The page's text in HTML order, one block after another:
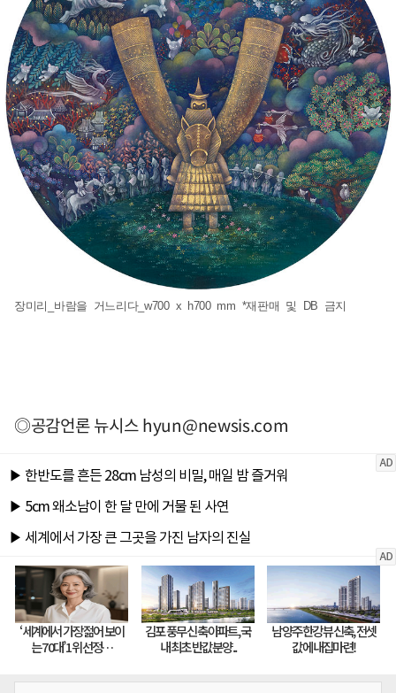
장미리_바람을 거느리다_w700 x h700 mm *재판매 및 DB 금지
◎공감언론 뉴시스hyun@newsis.com